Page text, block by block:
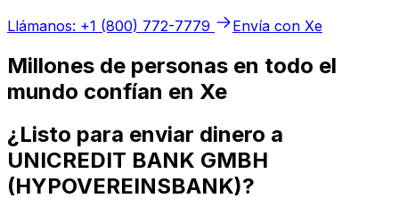
Llámanos: +1 (800) 772-7779
Envía con Xe
Millones de personas en todo el
mundo confían en Xe
¿Listo para enviar dinero a
UNICREDIT BANK GMBH
(HYPOVEREINSBANK)?